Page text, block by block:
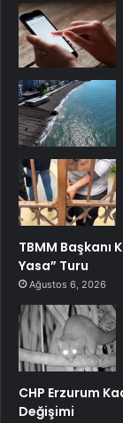
TBMM Başkanı
Yasa” Turu
Ağustos 6, 2026
CHP Erzurum
Değişimi